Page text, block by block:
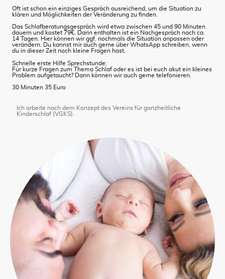
Oft ist schon ein einziges Gespräch ausreichend, um die Situation zu
klären und Möglichkeiten der Veränderung zu finden.
Das Schlafberatungsgespräch wird etwa zwischen 45 und 90 Minuten
dauern und kostet 79€. Darin enthalten ist ein Nachgespräch nach ca.
14 Tagen. Hier können wir ggf. nochmals die Situation anpassen oder
verändern. Du kannst mir auch gerne über WhatsApp schreiben, wenn
du in dieser Zeit noch kleine Fragen hast.
Schnelle erste Hilfe Sprechstunde:
Für kurze Fragen zum Thema Schlaf oder es ist bei euch akut ein kleines
Problem aufgetaucht? Dann können wir auch gerne telefonieren.
30 Minuten 35 Euro
Ich arbeite nach dem Konzept des Vereins für ganzheitliche
Kinderschlaf (VGKS).